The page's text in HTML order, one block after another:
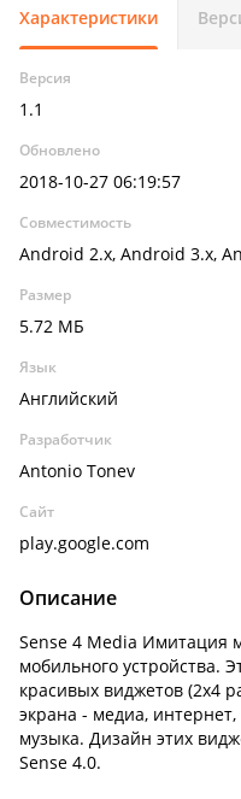
Характеристики
Версия
1.1
Обновлено
2018-10-27 06:19:57
Совместимость
Android 2.x, Android 3.x,
Размер
5.72 МБ
Язык
Английский
Разработчик
Antonio Tonev
Сайт
play.google.com
Описание
Sense 4 Media Имитация
мобильного устройства.
красивых виджетов (2x4
экрана - медиа,
музыка. Дизайн этих
Sense 4.0.